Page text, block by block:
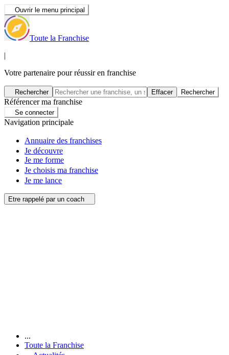
Ouvrir le menu principal
Toute la Franchise
|
Votre partenaire pour réussir en franchise
Rechercher Effacer Rechercher
Référencer ma franchise
Se connecter
Navigation principale
Annuaire des franchises
Je découvre
Je me forme
Je choisis ma franchise
Je me lance
Etre rappelé par un coach
...
Toute la Franchise